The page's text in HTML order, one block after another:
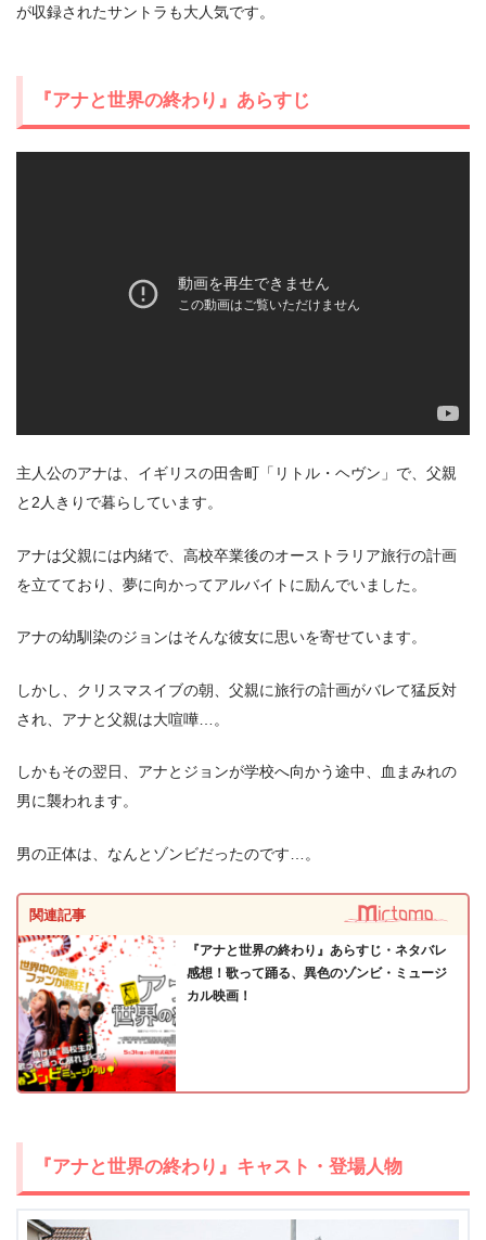
が収録されたサントラも大人気です。
『アナと世界の終わり』あらすじ
主人公のアナは、イギリスの田舎町「リトル・ヘヴン」で、父親
と2人きりで暮らしています。
アナは父親には内緒で、高校卒業後のオーストラリア旅行の計画
を立てており、夢に向かってアルバイトに励んでいました。
アナの幼馴染のジョンはそんな彼女に思いを寄せています。
しかし、クリスマスイブの朝、父親に旅行の計画がバレて猛反対
され、アナと父親は大喧嘩…。
しかもその翌日、アナとジョンが学校へ向かう途中、血まみれの
男に襲われます。
男の正体は、なんとゾンビだったのです…。
関連記事
『アナと世界の終わり』あらすじ・ネタバレ
感想！歌って踊る、異色のゾンビ・ミュージ
カル映画！
『アナと世界の終わり』キャスト・登場人物